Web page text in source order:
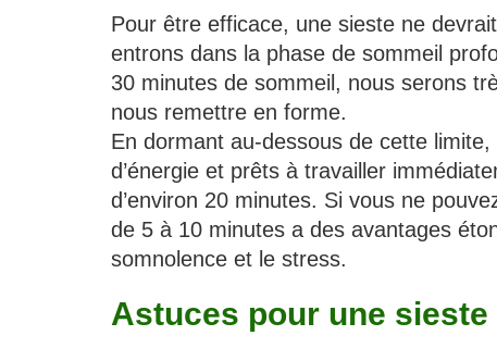
Pour être efficace, une sieste ne
entrons dans la phase de sommeil
30 minutes de sommeil, nous serons
nous remettre en forme.
En dormant au-dessous de cette
d’énergie et prêts à travailler
d’environ 20 minutes. Si vous ne
de 5 à 10 minutes a des avantages
somnolence et le stress.
Astuces pour une